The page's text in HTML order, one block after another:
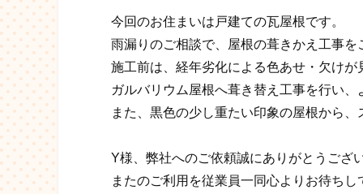
今回のお住まいは戸建ての瓦屋根です。
雨漏りのご相談で、屋根の葺きかえ工事
施工前は、経年劣化による色あせ・欠けが
ガルバリウム屋根へ葺き替え工事を行い
また、黒色の少し重たい印象の屋根から
Y様、弊社へのご依頼誠にありがとうござ
またのご利用を従業員一同心よりお待ちし